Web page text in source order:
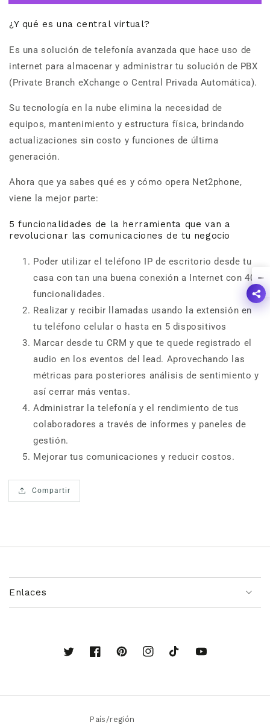
agente
suscripción
mensual)
agente
suscripción
¿Y qué es una central virtual?
Es una solución de telefonía avanzada que hace uso de
internet para almacenar y administrar tu solución de PBX
(Private Branch eXchange o Central Privada Automática).
Su tecnología en la nube elimina la necesidad de
equipos, mantenimiento y estructura física, brindando
actualizaciones sin costo y funciones de última
generación.
Ahora que ya sabes qué es y cómo opera Net2phone,
viene la mejor parte:
5 funcionalidades de la herramienta que van a
revolucionar las comunicaciones de tu negocio
Poder utilizar el teléfono IP de escritorio desde tu
casa con tan una buena conexión a Internet con 40
funcionalidades.
Realizar y recibir llamadas usando la extensión en
tu teléfono celular o hasta en 5 dispositivos
Marcar desde tu CRM y que te quede registrado el
audio en los eventos del lead. Aprovechando las
métricas para posteriores análisis de sentimiento y
así cerrar más ventas.
Administrar la telefonía y el rendimiento de tus
colaboradores a través de informes y paneles de
gestión.
Mejorar tus comunicaciones y reducir costos.
Compartir
Enlaces
TwitterFacebookPinterestInstagramTikTok YouTube
País/región
!